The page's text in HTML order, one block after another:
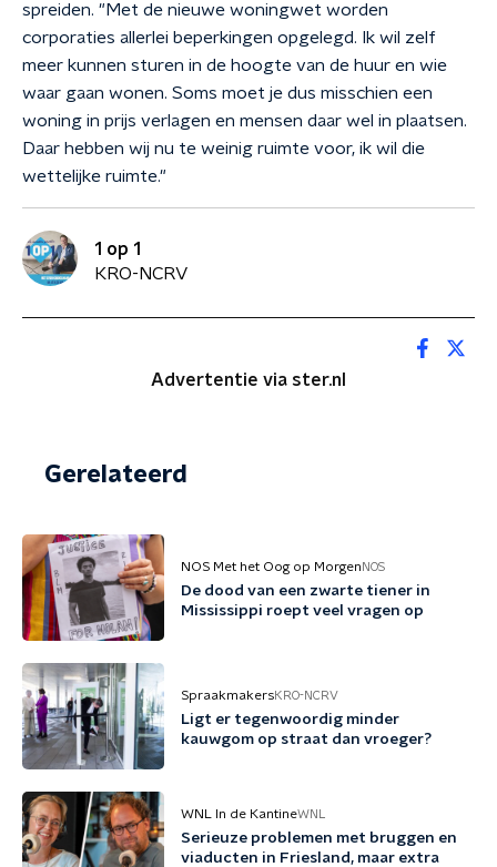
spreiden. "Met de nieuwe woningwet worden
corporaties allerlei beperkingen opgelegd. Ik wil zelf
meer kunnen sturen in de hoogte van de huur en wie
waar gaan wonen. Soms moet je dus misschien een
woning in prijs verlagen en mensen daar wel in plaatsen.
Daar hebben wij nu te weinig ruimte voor, ik wil die
wettelijke ruimte."
1 op 1
KRO-NCRV
Advertentie via ster.nl
Gerelateerd
NOS Met het Oog op Morgen NOS
De dood van een zwarte tiener in
Mississippi roept veel vragen op
SpraakmakersKRO-NCRV
Ligt er tegenwoordig minder
kauwgom op straat dan vroeger?
WNL In de KantineWNL
Serieuze problemen met bruggen en
viaducten in Friesland, maar extra